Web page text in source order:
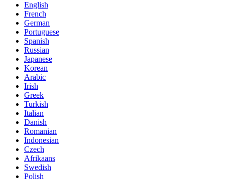
English
French
German
Portuguese
Spanish
Russian
Japanese
Korean
Arabic
Irish
Greek
Turkish
Italian
Danish
Romanian
Indonesian
Czech
Afrikaans
Swedish
Polish